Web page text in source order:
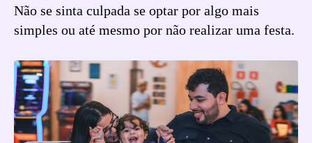
Não se sinta culpada se optar por algo mais
simples ou até mesmo por não realizar uma festa.